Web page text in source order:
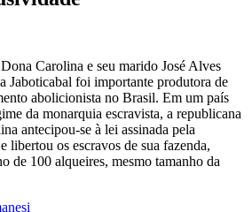
Carolina e seu marido José Alves
Jaboticabal foi importante produtora de
abolicionista no Brasil. Em um país
da monarquia escravista, a republicana
antecipou-se à lei assinada pela
libertou os escravos de sua fazenda,
de 100 alqueires, mesmo tamanho da